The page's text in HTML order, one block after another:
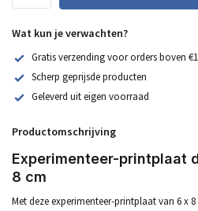
Wat kun je verwachten?
Gratis verzending voor orders boven
Scherp geprijsde producten
Geleverd uit eigen voorraad
Productomschrijving
Experimenteer-printplaat
8 cm
Met deze experimenteer-printplaat van 6 x